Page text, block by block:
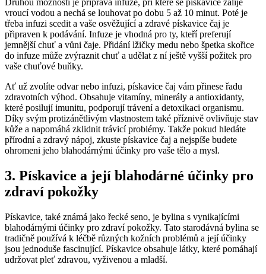
Druhou možností je příprava infuze, při které se pískavice zalije
vroucí vodou a nechá se louhovat po dobu 5 až 10 minut. Poté je
třeba infuzi scedit a vaše osvěžující a zdravé pískavice čaj je
připraven k podávání. Infuze je vhodná pro ty, kteří preferují
jemnější chuť a vůni čaje. Přidání lžičky medu nebo špetka skořice
do infuze může zvýraznit chuť a udělat z ní ještě vyšší požitek pro
vaše chuťové buňky.
Ať už zvolíte odvar nebo infuzi, pískavice čaj vám přinese řadu
zdravotních výhod. Obsahuje vitamíny, minerály a antioxidanty,
které posilují imunitu, podporují trávení a detoxikaci organismu.
Díky svým protizánětlivým vlastnostem také příznivě ovlivňuje stav
kůže a napomáhá zklidnit trávicí problémy. Takže pokud hledáte
přírodní a zdravý nápoj, zkuste pískavice čaj a nejspíše budete
ohromeni jeho blahodárnými účinky pro vaše tělo a mysl.
3. Pískavice a její blahodárné účinky pro
zdraví pokožky
Pískavice, také známá jako řecké seno, je bylina s vynikajícími
blahodárnými účinky pro zdraví pokožky. Tato starodávná bylina se
tradičně používá k léčbě různých kožních problémů a její účinky
jsou jednoduše fascinující. Pískavice obsahuje látky, které pomáhají
udržovat pleť zdravou, vyživenou a mladší.